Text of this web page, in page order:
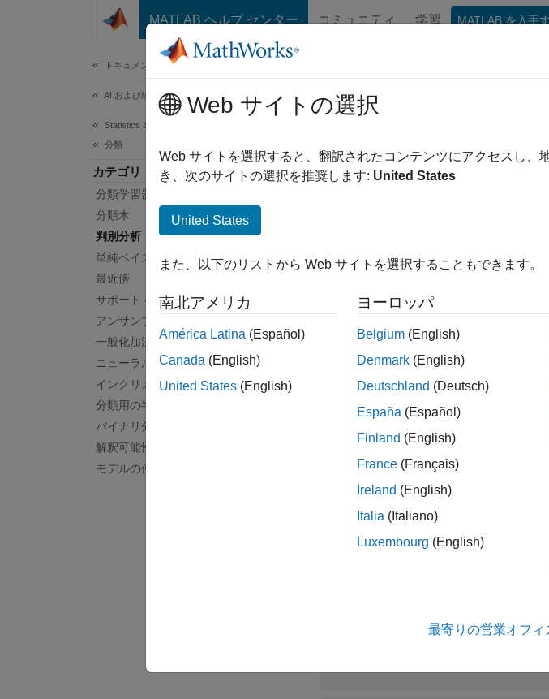
コンテンツへスキップ
MATLAB ヘルプ センター コミュニティ 学習 MATLAB を入手
ドキュメンテーションのホーム
AI および統計
Statistics and Machine Learning Toolbox
分類
カテゴリ
分類学習器アプリ
分類木
判別分析
単純ベイズ
最近傍
サポート ベクター マシン分類
アンサンブル分類
一般化加法モデル
ニューラル ネットワーク
インクリメンタル学習
分類用の半教師あり学習
バイナリ分類の公平性
解釈可能性
モデルの作成と評価
判別分析
正規化された線形および 2 次判別分析
対話的に判別分析モデルに学習をさせ
アプリ
分類学習器 教師あり機械学
ブロック
ClassificationDiscriminant Predict
関数
すべて展開する
Web サイトの選択
Web サイトを選択すると、翻訳されたコンテンツにアクセスし
き、次のサイトの選択を推奨します: United States
United States
また、以下のリストから Web サイトを選択することもできます。
南北アメリカ
América Latina (Español)
Canada (English)
United States (English)
ヨーロッパ
Belgium (English)
Denmark (English)
Deutschland (Deutsch)
España (Español)
Finland (English)
France (Français)
Ireland (English)
Italia (Italiano)
Luxembourg (English)
最寄りの営業オフ